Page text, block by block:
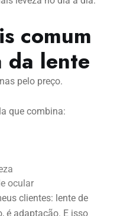
comum
da lente
pelo preço.
que combina:
ocular
clientes: lente de
é adaptação. E isso